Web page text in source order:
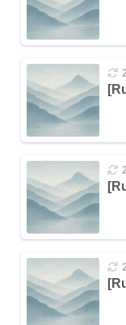
出しによるパニック
ス (Index out of